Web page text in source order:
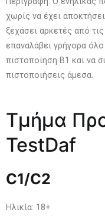
χωρίς να έχει
ξεχάσει αρκετές από
επαναλάβει γρήγορα
πιστοποίηση Β1 και να
πιστοποιήσεις άμεσα.
Τμήμα
TestDaf
C1/C2
Ηλικία: 18+